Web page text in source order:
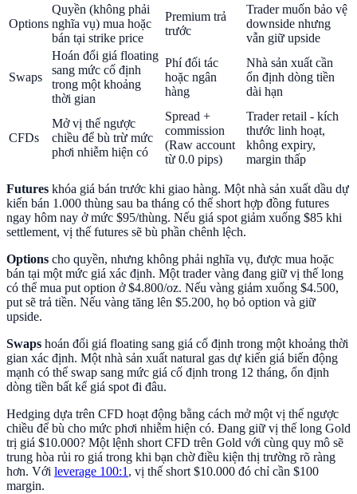
Options
Quyền (không phải
nghĩa vụ) mua hoặc
bán tại strike price
Premium trả
trước
Trader muốn bảo vệ
downside nhưng
vẫn giữ upside
Swaps
Hoán đổi giá floating
sang mức cố định
trong một khoảng
thời gian
Phí đối tác
hoặc ngân
hàng
Nhà sản xuất cần
ổn định dòng tiền
dài hạn
CFDs
Mở vị thế ngược
chiều để bù trừ mức
phơi nhiễm hiện có
Spread +
commission
(Raw account
từ 0.0 pips)
Trader retail - kích
thước linh hoạt,
không expiry,
margin thấp
Futures khóa giá bán trước khi giao hàng. Một nhà sản xuất dầu dự
kiến bán 1.000 thùng sau ba tháng có thể short hợp đồng futures
ngay hôm nay ở mức $95/thùng. Nếu giá spot giảm xuống $85 khi
settlement, vị thế futures sẽ bù phần chênh lệch.
Options cho quyền, nhưng không phải nghĩa vụ, được mua hoặc
bán tại một mức giá xác định. Một trader vàng đang giữ vị thế long
có thể mua put option ở $4.800/oz. Nếu vàng giảm xuống $4.500,
put sẽ trả tiền. Nếu vàng tăng lên $5.200, họ bỏ option và giữ
upside.
Swaps hoán đổi giá floating sang giá cố định trong một khoảng thời
gian xác định. Một nhà sản xuất natural gas dự kiến giá biến động
mạnh có thể swap sang mức giá cố định trong 12 tháng, ổn định
dòng tiền bất kể giá spot đi đâu.
Hedging dựa trên CFD hoạt động bằng cách mở một vị thế ngược
chiều để bù cho mức phơi nhiễm hiện có. Đang giữ vị thế long Gold
trị giá $10.000? Một lệnh short CFD trên Gold với cùng quy mô sẽ
trung hòa rủi ro giá trong khi bạn chờ điều kiện thị trường rõ ràng
hơn. Với leverage 100:1 , vị thế short $10.000 đó chỉ cần $100
margin.